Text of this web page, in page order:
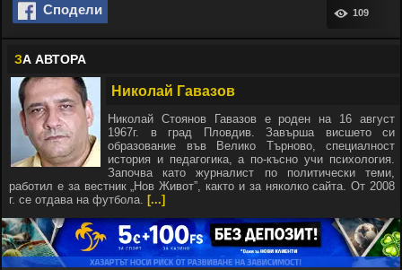
Сподели 109
ЗА АВТОРА
Николай Гавазов
Николай Стоянов Гавазов е роден на 16 август
1967г. в град Пловдив. Завърша висшето си
образование във Велико Търново, специалност
история и педагогика, а по-късно учи психология.
Започва като журналист по политически теми,
работил е за вестник „Нов Живот”, както и за няколко сайта. От 2008
г. се отдава на футбола. [...]